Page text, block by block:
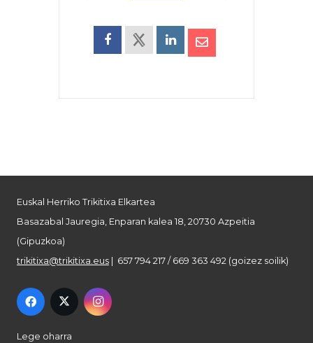
Euskal Herriko Trikitixa Elkartea
Basazabal Jauregia, Enparan kalea 18, 20730 Azpeitia
(Gipuzkoa)
trikitixa@trikitixa.eus | 657 794 217 / 669 363 492 (goizez soilik)
Lege oharra